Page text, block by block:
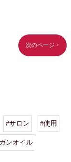
次のページ >
#サロン #使用
ンオイル